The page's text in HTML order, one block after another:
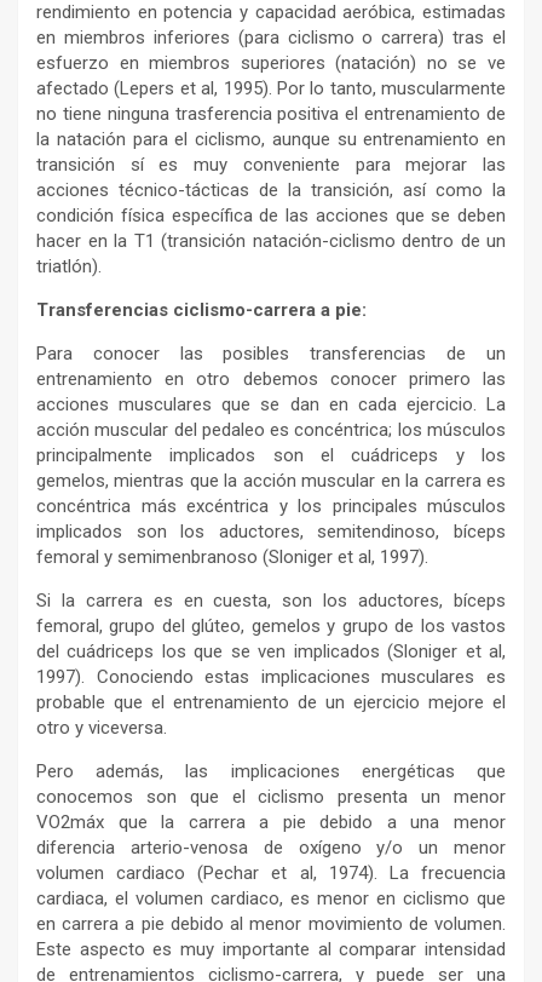
rendimiento en potencia y capacidad aeróbica, estimadas
en miembros inferiores (para ciclismo o carrera) tras el
esfuerzo en miembros superiores (natación) no se ve
afectado (Lepers et al, 1995). Por lo tanto, muscularmente
no tiene ninguna trasferencia positiva el entrenamiento de
la natación para el ciclismo, aunque su entrenamiento en
transición sí es muy conveniente para mejorar las
acciones técnico-tácticas de la transición, así como la
condición física específica de las acciones que se deben
hacer en la T1 (transición natación-ciclismo dentro de un
triatlón).
Transferencias ciclismo-carrera a pie:
Para conocer las posibles transferencias de un
entrenamiento en otro debemos conocer primero las
acciones musculares que se dan en cada ejercicio. La
acción muscular del pedaleo es concéntrica; los músculos
principalmente implicados son el cuádriceps y los
gemelos, mientras que la acción muscular en la carrera es
concéntrica más excéntrica y los principales músculos
implicados son los aductores, semitendinoso, bíceps
femoral y semimenbranoso (Sloniger et al, 1997).
Si la carrera es en cuesta, son los aductores, bíceps
femoral, grupo del glúteo, gemelos y grupo de los vastos
del cuádriceps los que se ven implicados (Sloniger et al,
1997). Conociendo estas implicaciones musculares es
probable que el entrenamiento de un ejercicio mejore el
otro y viceversa.
Pero además, las implicaciones energéticas que
conocemos son que el ciclismo presenta un menor
VO2máx que la carrera a pie debido a una menor
diferencia arterio-venosa de oxígeno y/o un menor
volumen cardiaco (Pechar et al, 1974). La frecuencia
cardiaca, el volumen cardiaco, es menor en ciclismo que
en carrera a pie debido al menor movimiento de volumen.
Este aspecto es muy importante al comparar intensidad
de entrenamientos ciclismo-carrera, y puede ser una